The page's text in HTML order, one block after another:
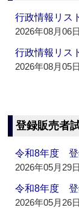
行政情報リ
2026年08月06
行政情報リ
2026年08月05
登録販売者
令和8年度
2026年05月29
令和8年度
2026年05月26